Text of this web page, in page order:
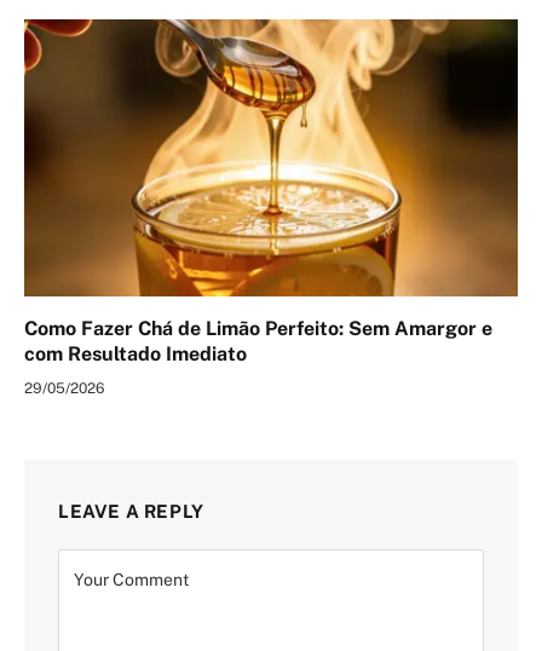
Como Fazer Chá de Limão Perfeito: Sem Amargor e
com Resultado Imediato
29/05/2026
LEAVE A REPLY